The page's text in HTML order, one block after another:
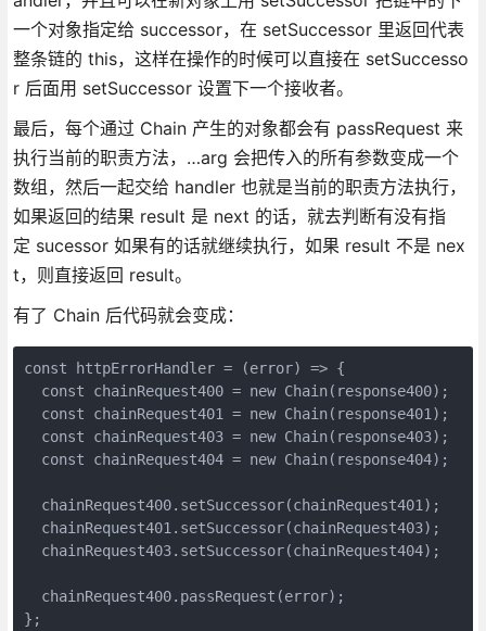
一个对象指定给 successor，在 setSuccessor 里返回代表
整条链的 this，这样在操作的时候可以直接在 setSuccesso
r 后面用 setSuccessor 设置下一个接收者。
最后，每个通过 Chain 产生的对象都会有 passRequest 来
执行当前的职责方法，…arg 会把传入的所有参数变成一个
数组，然后一起交给 handler 也就是当前的职责方法执行，
如果返回的结果 result 是 next 的话，就去判断有没有指
定 sucessor 如果有的话就继续执行，如果 result 不是 nex
t，则直接返回 result。
有了 Chain 后代码就会变成：
const httpErrorHandler = (error) => {
  const chainRequest400 = new Chain(response400);
  const chainRequest401 = new Chain(response401);
  const chainRequest403 = new Chain(response403);
  const chainRequest404 = new Chain(response404);
  chainRequest400.setSuccessor(chainRequest401);
  chainRequest401.setSuccessor(chainRequest403);
  chainRequest403.setSuccessor(chainRequest404);
  chainRequest400.passRequest(error);
};